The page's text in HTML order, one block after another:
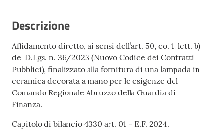
Descrizione
Affidamento diretto, ai sensi dell’art. 50, co. 1, lett. b)
del D.Lgs. n. 36/2023 (Nuovo Codice dei Contratti
Pubblici), finalizzato alla fornitura di una lampada in
ceramica decorata a mano per le esigenze del
Comando Regionale Abruzzo della Guardia di
Finanza.
Capitolo di bilancio 4330 art. 01 – E.F. 2024.